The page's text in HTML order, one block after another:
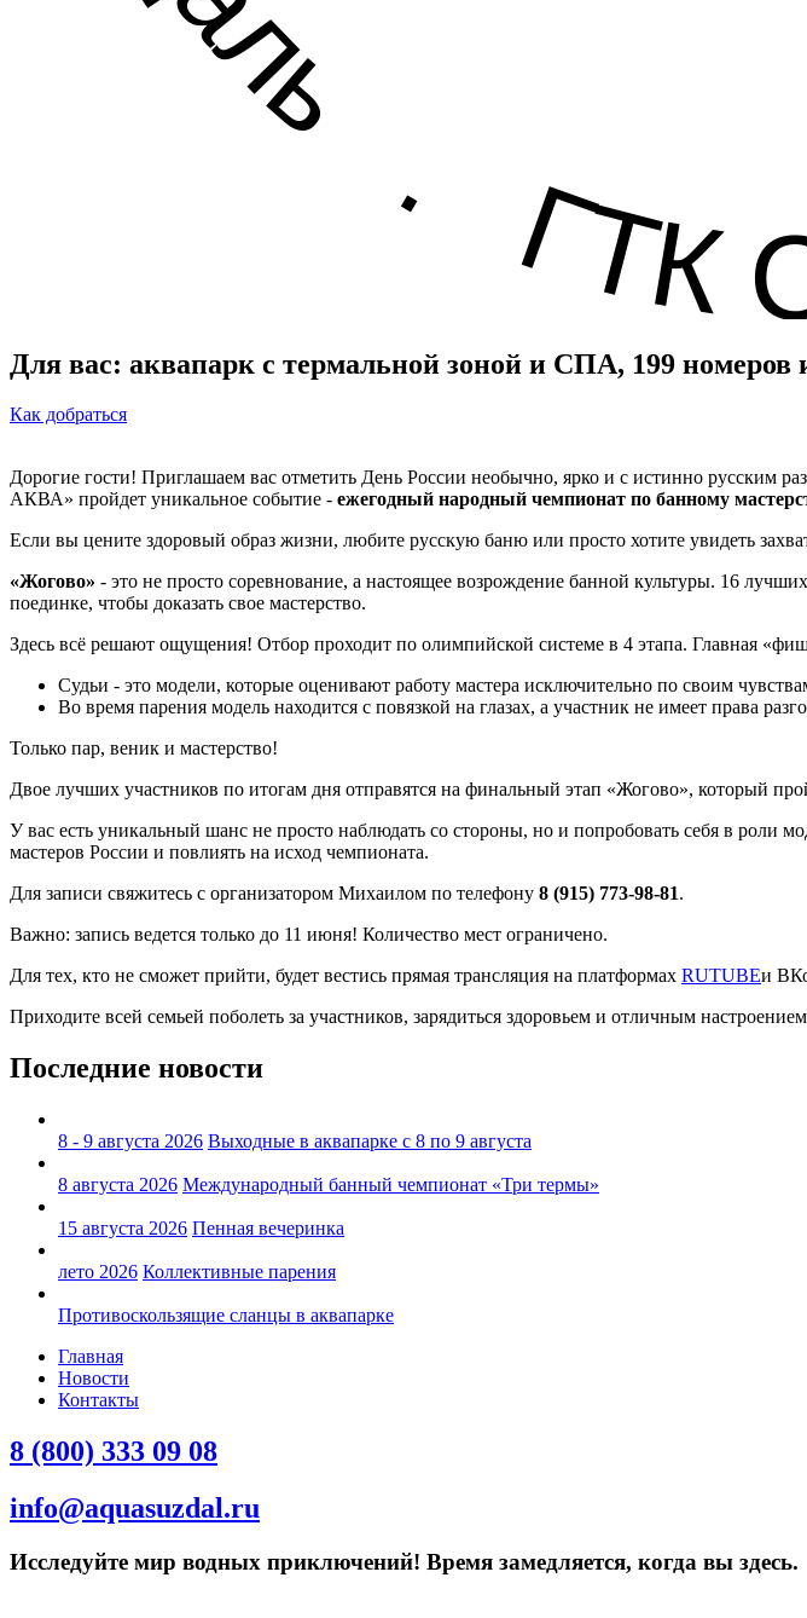
Для вас: аквапарк с термальной зоной и СПА, 199 номеров
Как добраться
Дорогие гости! Приглашаем вас отметить День России необычно, ярко и с истинно русским
АКВА» пройдет уникальное событие - ежегодный народный чемпионат по банному
Если вы цените здоровый образ жизни, любите русскую баню или просто хотите увидеть
«Жогово» - это не просто соревнование, а настоящее возрождение банной культуры. 16
поединке, чтобы доказать свое мастерство.
Здесь всё решают ощущения! Отбор проходит по олимпийской системе в 4 этапа. Главная
Судьи - это модели, которые оценивают работу мастера исключительно по своим
Во время парения модель находится с повязкой на глазах, а участник не имеет права
Только пар, веник и мастерство!
Двое лучших участников по итогам дня отправятся на финальный этап «Жогово», который
У вас есть уникальный шанс не просто наблюдать со стороны, но и попробовать себя в роли
мастеров России и повлиять на исход чемпионата.
Для записи свяжитесь с организатором Михаилом по телефону 8 (915) 773-98-81.
Важно: запись ведется только до 11 июня! Количество мест ограничено.
Для тех, кто не сможет прийти, будет вестись прямая трансляция на платформах RUTUBEи
Приходите всей семьей поболеть за участников, зарядиться здоровьем и отличным
Последние новости
8 - 9 августа 2026 Выходные в аквапарке с 8 по 9 августа
8 августа 2026 Международный банный чемпионат «Три термы»
15 августа 2026 Пенная вечеринка
лето 2026 Коллективные парения
Противоскользящие сланцы в аквапарке
Главная
Новости
Контакты
8 (800) 333 09 08
info@aquasuzdal.ru
Исследуйте мир водных приключений! Время замедляется, когда вы здесь.